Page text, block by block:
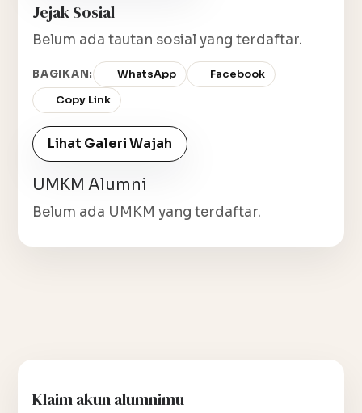
Jejak Sosial
Belum ada tautan sosial yang terdaftar.
BAGIKAN: WhatsApp
Facebook
Copy Link
Lihat Galeri Wajah
UMKM Alumni
Belum ada UMKM yang terdaftar.
Klaim akun alumnimu